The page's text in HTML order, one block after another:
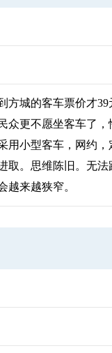
城的客车票价才
更不愿坐客车了
小型客车，网约
。思维陈旧。无
越来越狭窄。